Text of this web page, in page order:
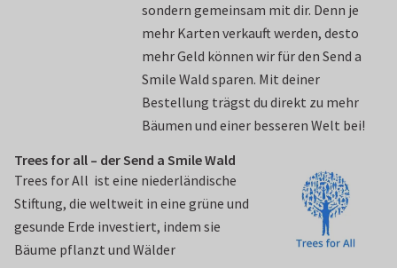
sondern gemeinsam mit dir. Denn je
mehr Karten verkauft werden, desto
mehr Geld können wir für den Send a
Smile Wald sparen. Mit deiner
Bestellung trägst du direkt zu mehr
Bäumen und einer besseren Welt bei!
Trees for all – der Send a Smile Wald
Trees for All ist eine niederländische
Stiftung, die weltweit in eine grüne und
gesunde Erde investiert, indem sie
Bäume pflanzt und Wälder